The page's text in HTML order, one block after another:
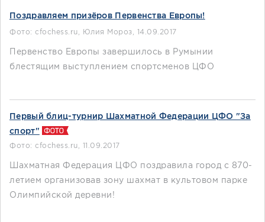
Поздравляем призёров Первенства Европы!
Фото: cfochess.ru, Юлия Мороз 14.09.2017
Первенство Европы завершилось в Румынии
блестящим выступлением спортсменов ЦФО
Первый блиц-турнир Шахматной Федерации ЦФО "За
спорт"
Фото: cfochess.ru 11.09.2017
Шахматная Федерация ЦФО поздравила город с 870-
летием организовав зону шахмат в культовом парке
Олимпийской деревни!